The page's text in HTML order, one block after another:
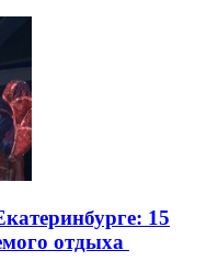
15
отдыха